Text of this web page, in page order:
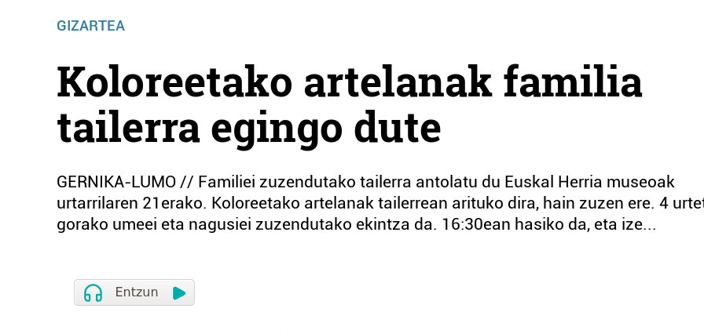
GIZARTEA
Koloreetako artelanak familia
tailerra egingo dute
GERNIKA-LUMO // Familiei zuzendutako tailerra antolatu du Euskal Herria museoak
urtarrilaren 21erako. Koloreetako artelanak tailerrean arituko dira, hain zuzen ere. 4
gorako umeei eta nagusiei zuzendutako ekintza da. 16:30ean hasiko da, eta ize...